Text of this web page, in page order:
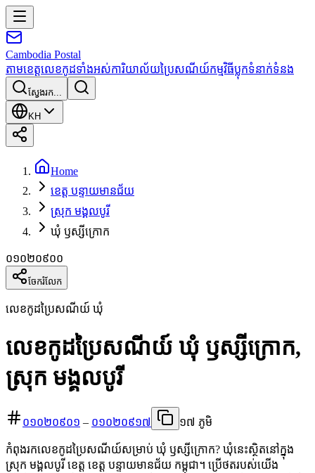
Cambodia Postal
តាមខេត្តលេខកូដទាំងអស់ការិយាល័យប្រៃសណីយ៍កម្មវិធីប្លុកទំនាក់ទំនង
ស្វែងរក...
KH
Home
ខេត្ត បន្ទាយមានជ័យ
ស្រុក មង្គលបូរី
ឃុំ ឫស្សីក្រោក
០១០២០៩០០
ចែករំលែក
លេខកូដប្រៃសណីយ៍ ឃុំ
លេខកូដប្រៃសណីយ៍ ឃុំ ឫស្សីក្រោក,
ស្រុក មង្គលបូរី
០១០២០៩០១ – ០១០២០៩១៧ ១៧ ភូមិ
កំពុងរកលេខកូដប្រៃសណីយ៍សម្រាប់ ឃុំ ឫស្សីក្រោក? ឃុំនេះស្ថិតនៅក្នុង
ស្រុក មង្គលបូរី ខេត្ត ខេត្ត បន្ទាយមានជ័យ កម្ពុជា។ ប្រើថតរបស់យើង